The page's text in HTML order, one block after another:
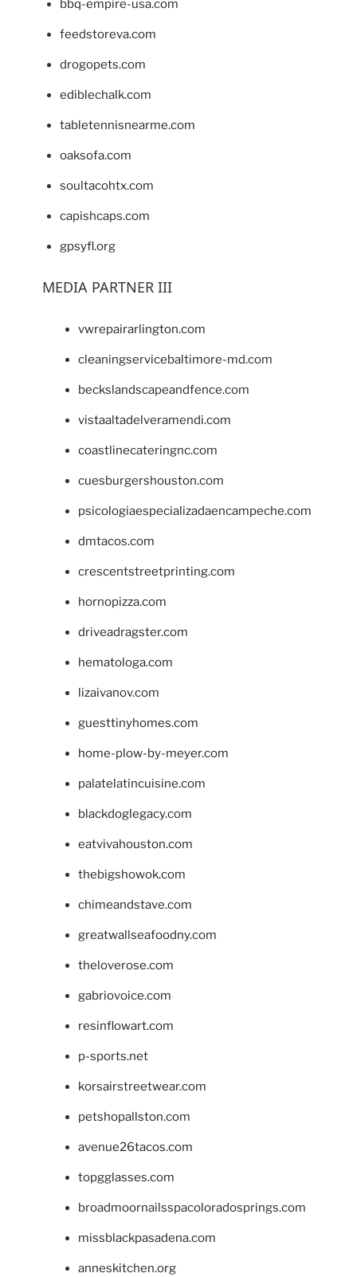
bbq-empire-usa.com
feedstoreva.com
drogopets.com
ediblechalk.com
tabletennisnearme.com
oaksofa.com
soultacohtx.com
capishcaps.com
gpsyfl.org
MEDIA PARTNER III
vwrepairarlington.com
cleaningservicebaltimore-md.com
beckslandscapeandfence.com
vistaaltadelveramendi.com
coastlinecateringnc.com
cuesburgershouston.com
psicologiaespecializadaencampeche.com
dmtacos.com
crescentstreetprinting.com
hornopizza.com
driveadragster.com
hematologa.com
lizaivanov.com
guesttinyhomes.com
home-plow-by-meyer.com
palatelatincuisine.com
blackdoglegacy.com
eatvivahouston.com
thebigshowok.com
chimeandstave.com
greatwallseafoodny.com
theloverose.com
gabriovoice.com
resinflowart.com
p-sports.net
korsairstreetwear.com
petshopallston.com
avenue26tacos.com
topgglasses.com
broadmoornailsspacoloradosprings.com
missblackpasadena.com
anneskitchen.org